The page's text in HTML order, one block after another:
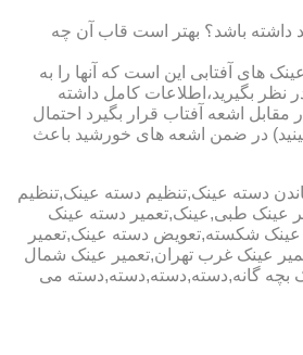
داشته باشد؟ بهتر است قاب آن چه
های آفتابی این است که آنها را به
نظر بگیرید،اطلاعات کامل داشته
اشعه آفتاب قرار بگیرد احتمال
در ضمن اشعه های خورشید باعث
دسته عینک,تنظیم دسته عینک,تنظیم
عینک طبی,عینک,تعمیر دسته عینک
عینک شکسته,تعویض دسته عینک,تعمیر
عینک غرب تهران,تعمیر عینک شمال
گانه,دسته,دسته,دسته,دسته می